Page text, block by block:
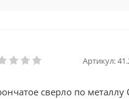
Артикул:
сверло по металлу